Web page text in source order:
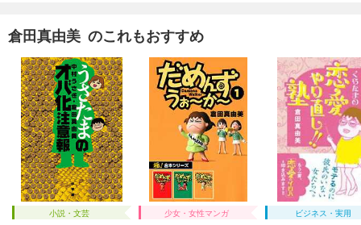
倉田真由美 のこれもおすすめ
小説・文芸 少女・女性マンガ ビジネス・実用